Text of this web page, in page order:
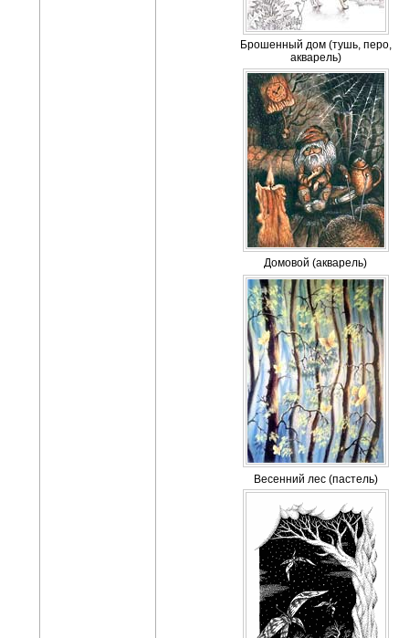
Брошенный дом (тушь, перо,
акварель)
Домовой (акварель)
Весенний лес (пастель)